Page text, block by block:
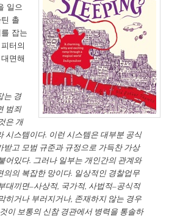
일으
촐
잡는
터의
면해
는 경
범죄
은 개
시스템이다. 이런 시스템은 대부분 공식
받고 모범 규준과 규정으로 가득찬 가상
어있다. 그러나 일부는 개인간의 관계와
의의 복잡한 망이다. 일상적인 경찰업무
대끼면–사상적, 국가적, 사법적–공식적
히거나 부러지거나, 존재하지 않는 경우
이 보통의 신참 경관에서 병력을 통솔하